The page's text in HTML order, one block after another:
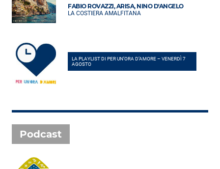
FABIO ROVAZZI, ARISA, NINO D'ANGELO
LA COSTIERA AMALFITANA
LA PLAYLIST DI PER UN’ORA D’AMORE – VENERDÌ 7
AGOSTO
Podcast